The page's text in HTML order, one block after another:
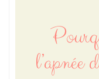
l’apnée